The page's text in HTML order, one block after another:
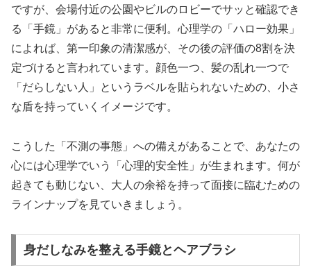
ですが、会場付近の公園やビルのロビーでサッと確認でき
る「手鏡」があると非常に便利。心理学の「ハロー効果」
によれば、第一印象の清潔感が、その後の評価の8割を決
定づけると言われています。顔色一つ、髪の乱れ一つで
「だらしない人」というラベルを貼られないための、小さ
な盾を持っていくイメージです。
こうした「不測の事態」への備えがあることで、あなたの
心には心理学でいう「心理的安全性」が生まれます。何が
起きても動じない、大人の余裕を持って面接に臨むための
ラインナップを見ていきましょう。
身だしなみを整える手鏡とヘアブラシ